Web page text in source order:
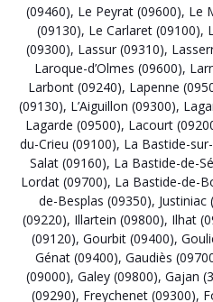
(09460), Le Peyrat (09600), Le
(09130), Le Carlaret (09100),
(09300), Lassur (09310),
Laroque-d’Olmes (09600),
Larbont (09240), Lapenne
(09130), L’Aiguillon (09300),
Lagarde (09500), Lacourt
du-Crieu (09100), La Bastide-
Salat (09160), La Bastide-de-
Lordat (09700), La Bastide-de-
de-Besplas (09350), Justiniac
(09220), Illartein (09800), Ilhat
(09120), Gourbit (09400),
Génat (09400), Gaudiès
(09000), Galey (09800), Gajan
(09290), Freychenet (09300),